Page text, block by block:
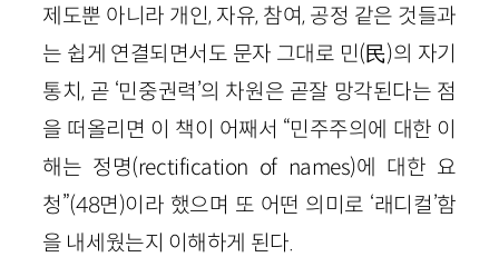
제도뿐 아니라 개인, 자유, 참여, 공정 같은 것들과
는 쉽게 연결되면서도 문자 그대로 민(民)의 자기
통치, 곧 ‘민중권력’의 차원은 곧잘 망각된다는 점
을 떠올리면 이 책이 어째서 “민주주의에 대한 이
해는 정명(rectification of names)에 대한 요
청”(48면)이라 했으며 또 어떤 의미로 ‘래디컬’함
을 내세웠는지 이해하게 된다.